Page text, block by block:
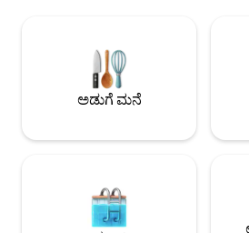
ಹೊಂದಿರುವ ಎಲ್ಲಾ ಸೂಟ್‌ಗಳ
ಆರಾಮ, ವಿರಾಮ ಮತ್ತು ಮರೆಯಲಾಗದ
ಸೂಕ್ತವಾಗಿದೆ.ಅಡುಗೆ ಮನೆ